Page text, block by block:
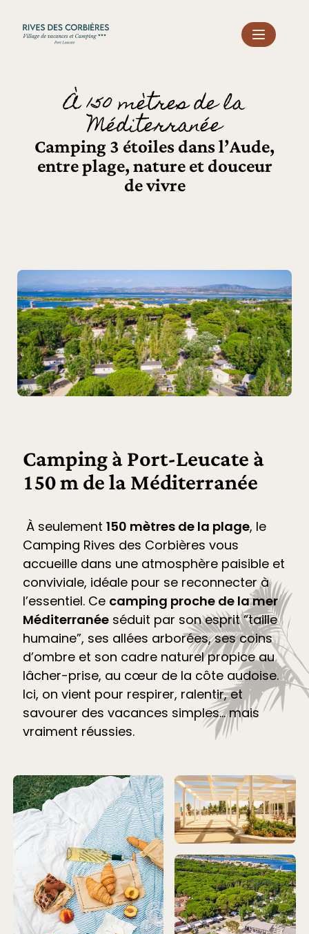
À 150 mètres de la
Méditerranée
Camping 3 étoiles dans l’Aude,
entre plage, nature et douceur
de vivre
Camping à Port-Leucate à
150 m de la Méditerranée
À seulement150 mètres de la plage, le
Camping Rives des Corbières vous
accueille dans une atmosphère paisible et
conviviale, idéale pour se reconnecter à
l’essentiel. Ce camping proche de la mer
Méditerranée séduit par son esprit “taille
humaine”, ses allées arborées, ses coins
d’ombre et son cadre naturel propice au
lâcher-prise, au cœur de la côte audoise.
Ici, on vient pour respirer, ralentir, et
savourer des vacances simples… mais
vraiment réussies.